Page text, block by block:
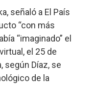
señaló a El País
“con más
“imaginado” el
el 25 de
según Díaz, se
de la